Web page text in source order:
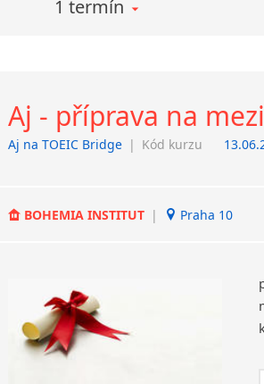
1 termín
Aj - příprava na
Aj na TOEIC Bridge | Kód kurzu
BOHEMIA INSTITUT | Praha 10